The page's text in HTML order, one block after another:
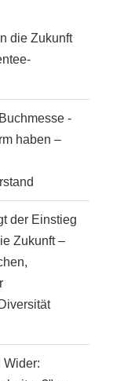
die Zukunft
-
haben –
der Einstieg
Zukunft –
Wider: